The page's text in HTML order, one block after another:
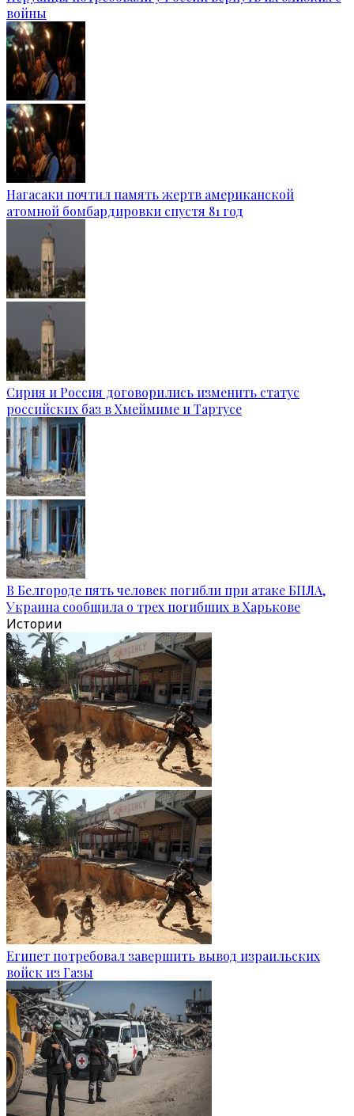
войны
Нагасаки почтил память жертв американской
атомной бомбардировки спустя 81 год
Сирия и Россия договорились изменить статус
российских баз в Хмеймиме и Тартусе
В Белгороде пять человек погибли при атаке БПЛА,
Украина сообщила о трех погибших в Харькове
Истории
Египет потребовал завершить вывод израильских
войск из Газы